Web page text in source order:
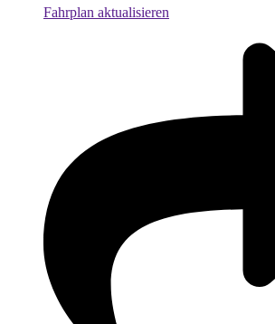
Fahrplan aktualisieren